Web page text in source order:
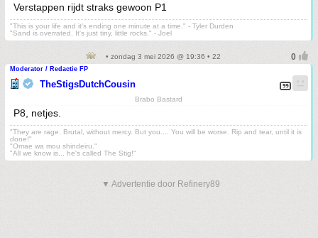
Verstappen rijdt straks gewoon P1
"This is your life and it's ending one minute at a time." - Tyler Durden
"Sand is overrated. It's just tiny, little rocks." - Joel
• zondag 3 mei 2026 @ 19:36 • 22
Moderator / Redactie FP
TheStigsDutchCousin
Brabo Bastard
P8, netjes.
"They are rage. Brutal, without mercy. But you.... You will be worse. Rip and tear, until it is
done!"
"Omae wa mou shindeiru."
"All we know is... he's called The Stig!"
▼ Advertentie door Refinery89